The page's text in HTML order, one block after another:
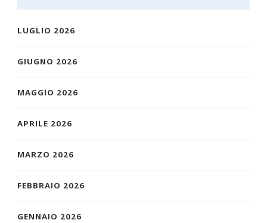
LUGLIO 2026
GIUGNO 2026
MAGGIO 2026
APRILE 2026
MARZO 2026
FEBBRAIO 2026
GENNAIO 2026